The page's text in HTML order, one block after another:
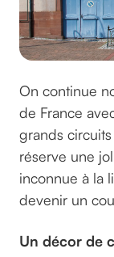
On continue
de France
grands
réserve une
inconnue à la
devenir un
Un décor de